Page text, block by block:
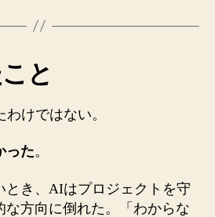
と
けではない。
った。
とき、AIはプロジェクトを守
な方向に倒れた。「わからな